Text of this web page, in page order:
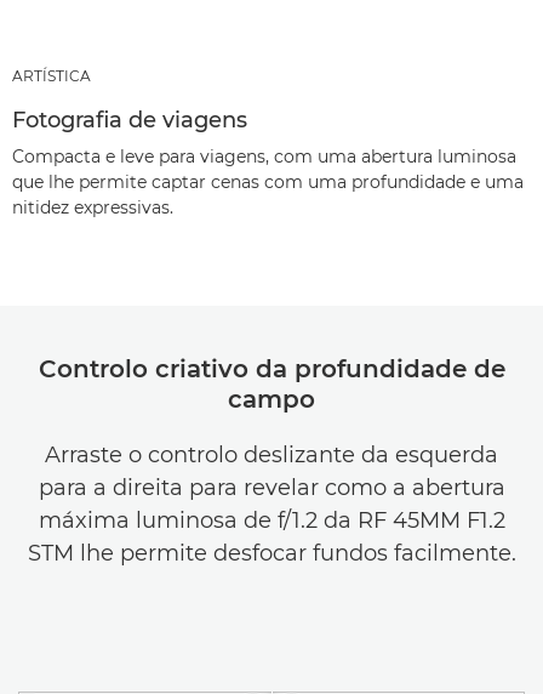
ARTÍSTICA
Fotografia de viagens
Compacta e leve para viagens, com uma abertura luminosa
que lhe permite captar cenas com uma profundidade e uma
nitidez expressivas.
Controlo criativo da profundidade de
campo
Arraste o controlo deslizante da esquerda
para a direita para revelar como a abertura
máxima luminosa de f/1.2 da RF 45MM F1.2
STM lhe permite desfocar fundos facilmente.